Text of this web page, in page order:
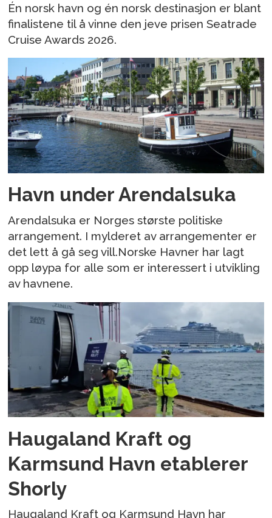
Én norsk havn og én norsk destinasjon er blant
finalistene til å vinne den jeve prisen Seatrade
Cruise Awards 2026.
Havn under Arendalsuka
Arendalsuka er Norges største politiske
arrangement. I mylderet av arrangementer er
det lett å gå seg vill.Norske Havner har lagt
opp løypa for alle som er interessert i utvikling
av havnene.
Haugaland Kraft og
Karmsund Havn etablerer
Shorly
Haugaland Kraft og Karmsund Havn har